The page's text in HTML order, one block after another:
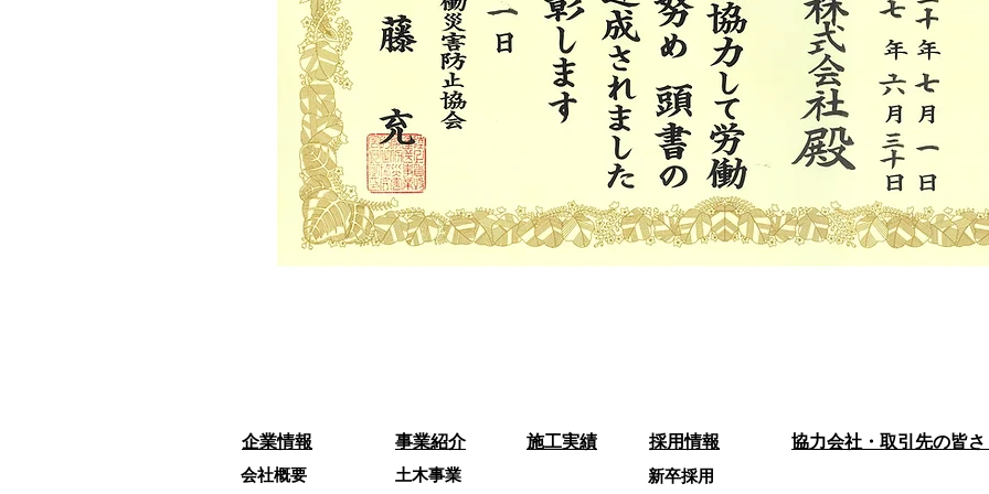
企業情報
会社概要
事業紹介​
土木事業
施工実績
採用情報
新卒採用
協力会社・取引先の皆さ